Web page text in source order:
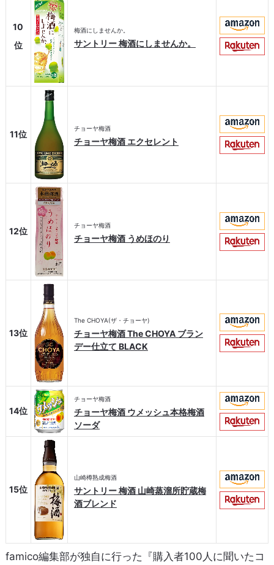
10
位
梅酒にしませんか。
サントリー 梅酒にしませんか。
11位
チョーヤ梅酒
チョーヤ梅酒 エクセレント
12位
チョーヤ梅酒
チョーヤ梅酒 うめほのり
13位
The CHOYA(ザ・チョーヤ)
チョーヤ梅酒 The CHOYA ブラン
デー仕立て BLACK
14位
チョーヤ梅酒
チョーヤ梅酒 ウメッシュ本格梅酒
ソーダ
15位
山崎樽熟成梅酒
サントリー 梅酒 山崎蒸溜所貯蔵梅
酒ブレンド
famico編集部が独自に行った『購入者100人に聞いたコ